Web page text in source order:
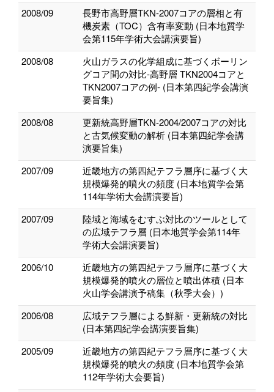
2008/09
長野市高野層TKN-2007コアの層相と有
機炭素（TOC）含有率変動 (日本地質学
会第115年学術大会講演要旨)
2008/08
火山ガラスの化学組成に基づくボーリン
グコア間の対比-高野層 TKN2004コアと
TKN2007コアの例- (日本第四紀学会講演
要旨集)
2008/08
更新統高野層TKN-2004/2007コアの対比
と古気候変動の解析 (日本第四紀学会講
演要旨集)
2007/09
近畿地方の第四紀テフラ層序に基づく大
規模爆発的噴火の頻度 (日本地質学会第
114年学術大会講演要旨)
2007/09
陸域と海域をむすぶ対比のツールとして
の広域テフラ層 (日本地質学会第114年
学術大会講演要旨)
2006/10
近畿地方の第四紀テフラ層序に基づく大
規模爆発的噴火の層位と噴出体積 (日本
火山学会講演予稿集（秋季大会）)
2006/08
広域テフラ層による鮮新・更新統の対比
(日本第四紀学会講演要旨集)
2005/09
近畿地方の第四紀テフラ層序に基づく大
規模爆発的噴火の頻度 (日本地質学会第
112年学術大会要旨)